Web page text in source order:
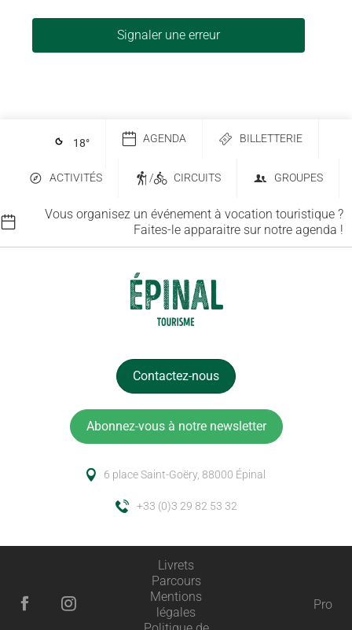
Signaler une erreur
18° AGENDA BILLETTERIE
ACTIVITÉS / CIRCUITS GROUPES
Vous organisez un événement à vocation touristique ?
Faites-le apparaitre sur notre agenda !
Contactez-nous
Abonnez-vous à notre newsletter
6 place Saint-Goëry, 88000 Épinal
+33 (0)3 29 82 53 32
Livrets
Parcours
Mentions
légales
Pro